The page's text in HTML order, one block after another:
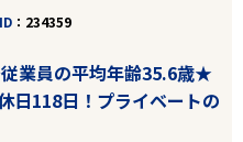
234359
従業員の平均年齢35.6歳★
日118日！プライベートの